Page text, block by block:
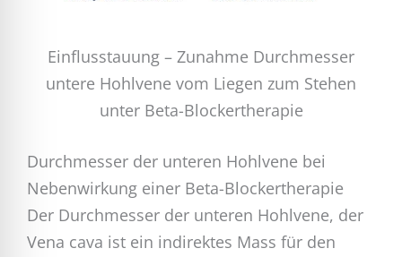
Einflusstauung – Zunahme Durchmesser
untere Hohlvene vom Liegen zum Stehen
unter Beta-Blockertherapie
Durchmesser der unteren Hohlvene bei
Nebenwirkung einer Beta-Blockertherapie
Der Durchmesser der unteren Hohlvene, der
Vena cava ist ein indirektes Mass für den